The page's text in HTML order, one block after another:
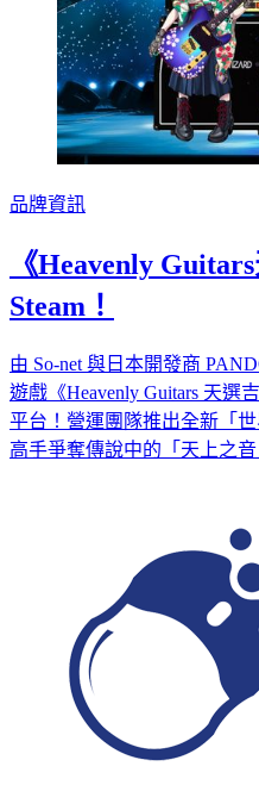
品牌資訊
《Heavenly
Steam！
由 So-net 與日本開發商
遊戲《Heavenly Guitars 天選
平台！營運團隊推出全新「
高手爭奪傳說中的「天上之音